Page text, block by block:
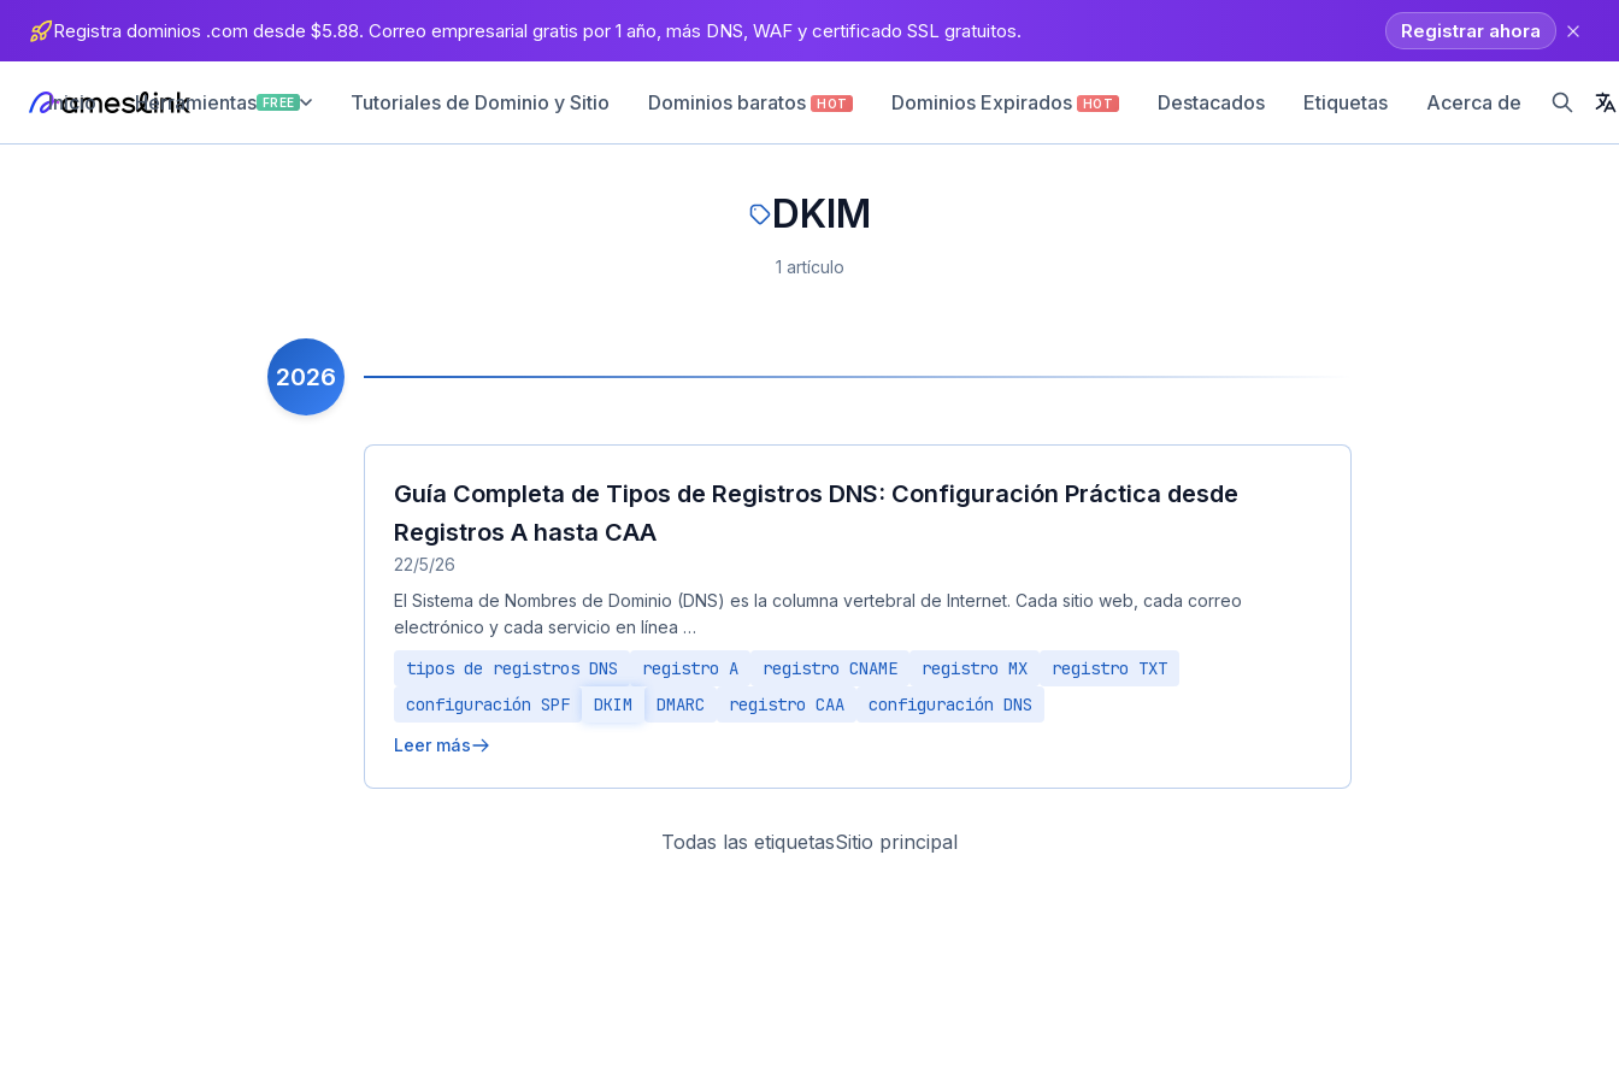
Registra dominios .com desde $5.88. Correo empresarial gratis por 1 año, más DNS, WAF y certificado SSL gratuitos. Registrar ahora
Inicio Herramientas FREE Tutoriales de Dominio y Sitio Dominios baratos HOT Dominios Expirados HOT Destacados Etiquetas Acerca de
DKIM
1 artículo
2026
Guía Completa de Tipos de Registros DNS: Configuración Práctica desde
Registros A hasta CAA
22/5/26
El Sistema de Nombres de Dominio (DNS) es la columna vertebral de Internet. Cada sitio web, cada correo
electrónico y cada servicio en línea …
tipos de registros DNS registro A registro CNAME registro MX
registro TXT
configuración SPF
DKIM DMARC registro CAA configuración DNS
Leer más
Todas las etiquetasSitio principal